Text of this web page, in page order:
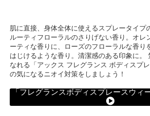
肌に直接、身体全体に使えるスプレータイプ
ルーティフローラルのさりげない香り。オレ
ーティな香りに、ローズのフローラルな香り
はじけるような香り。清潔感のある印象に。
なれる「アックス フレグランス ボディスプ
の気になるニオイ対策をしましょう！
「フレグランスボディスプレースウィ